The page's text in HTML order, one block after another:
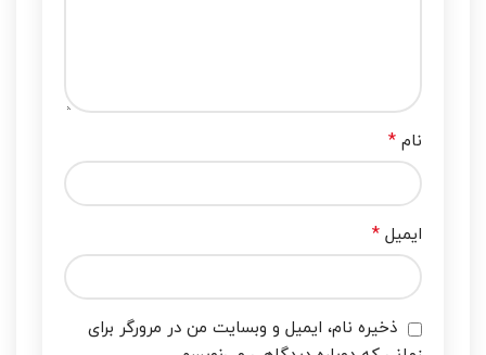
نام *
ایمیل *
ذخیره نام، ایمیل و وبسایت من در مرورگر برای